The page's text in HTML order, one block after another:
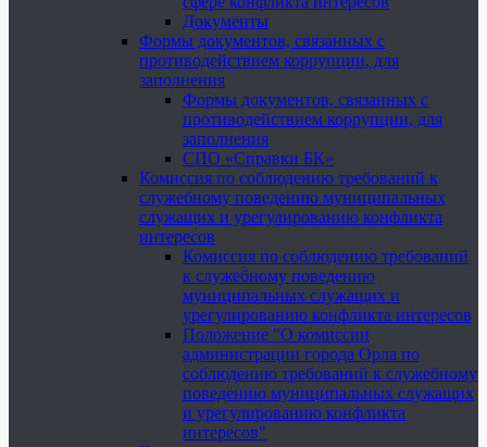
Документы
Формы документов, связанных с
противодействием коррупции, для
заполнения
Формы документов, связанных с
противодействием коррупции, для
заполнения
СПО «Справки БК»
Комиссия по соблюдению требований к
служебному поведению муниципальных
служащих и урегулированию конфликта
интересов
Комиссия по соблюдению требований
к служебному поведению
муниципальных служащих и
урегулированию конфликта интересов
Положение "О комиссии
администрации города Орла по
соблюдению требований к служебному
поведению муниципальных служащих
и урегулированию конфликта
интересов"